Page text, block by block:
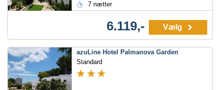
7 nætter
6.119,- Vælg
azuLine Hotel Palmanova Garden
Standard